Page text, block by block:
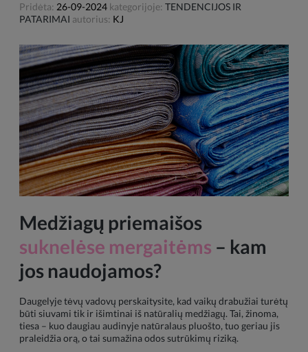
Pridėta: 26-09-2024 kategorijoje: TENDENCIJOS IR
PATARIMAI autorius: KJ
Medžiagų priemaišos
suknelėse mergaitėms – kam
jos naudojamos?
Daugelyje tėvų vadovų perskaitysite, kad vaikų drabužiai turėtų
būti siuvami tik ir išimtinai iš natūralių medžiagų. Tai, žinoma,
tiesa – kuo daugiau audinyje natūralaus pluošto, tuo geriau jis
praleidžia orą, o tai sumažina odos sutrūkimų riziką.